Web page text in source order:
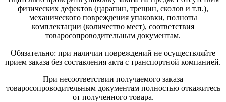
физических дефектов (царапин, трещин, сколов и т.п.),
механического повреждения упаковки, полноты
комплектации (количество мест), соответствия
товаросопроводительным документам.
Обязательно: при наличии повреждений не осуществляйте
прием заказа без составления акта с транспортной компанией.
При несоответствии получаемого заказа
товаросопроводительным документам полностью откажитесь
от полученного товара.